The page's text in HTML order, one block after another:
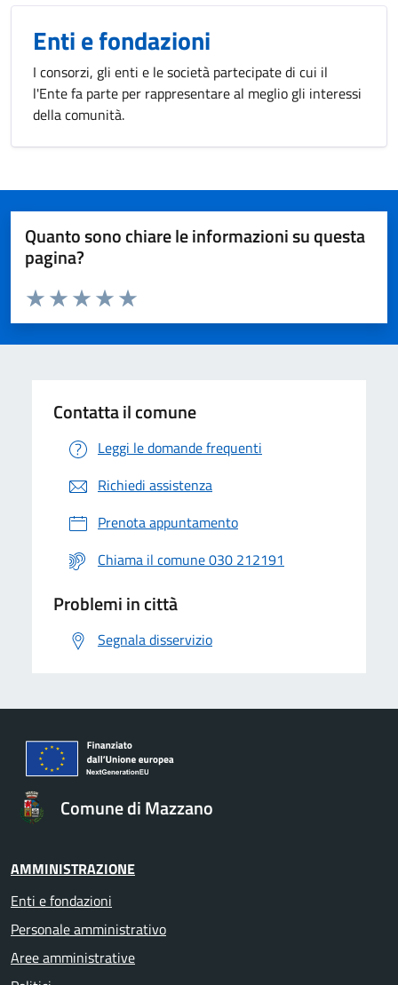
Enti e fondazioni
I consorzi, gli enti e le società partecipate di cui il
l'Ente fa parte per rappresentare al meglio gli interessi
della comunità.
Quanto sono chiare le informazioni su questa
pagina?
Valuta da 1 a 5 stelle la pagina
Valuta 5 stelle su 5
Valuta 4 stelle su 5
Valuta 3 stelle su 5
Valuta 2 stelle su 5
Valuta 1 stelle su 5
Contatta il comune
Leggi le domande frequenti
Richiedi assistenza
Prenota appuntamento
Chiama il comune 030 212191
Problemi in città
Segnala disservizio
Comune di Mazzano
AMMINISTRAZIONE
Enti e fondazioni
Personale amministrativo
Aree amministrative